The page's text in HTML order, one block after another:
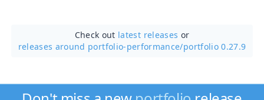
Check out latest releases or
releases around portfolio-performance/portfolio 0.27.9